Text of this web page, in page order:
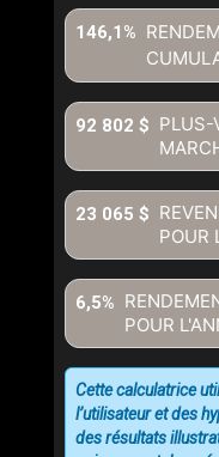
En cliquant sur le bouton
communiquer avec vous.
146,1%
PLUS-
92 802 $
POUR
23 065 $
POUR
6,5%
Cette calculatrice
l’utilisateur et des
des résultats